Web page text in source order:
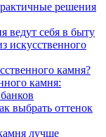
решения
ведут себя в быту
искусственного
камня?
камня:
выбрать оттенок
лучше